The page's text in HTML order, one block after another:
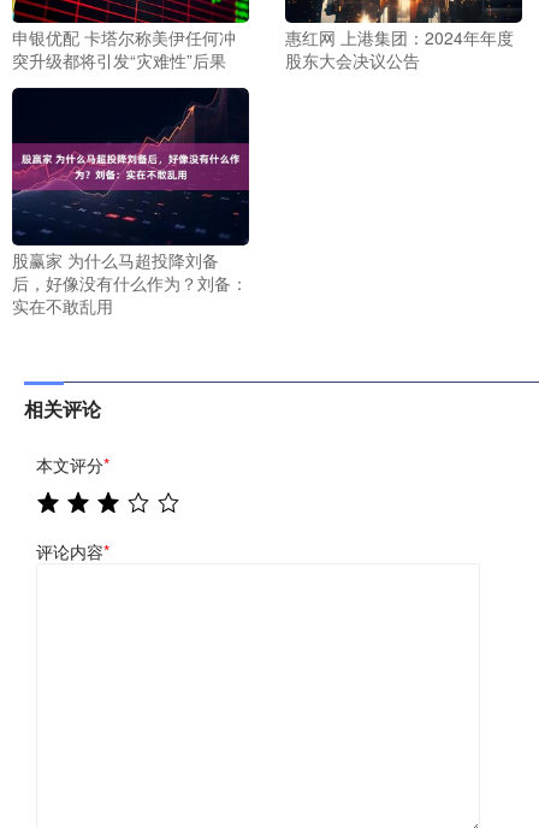
申银优配 卡塔尔称美伊任何冲
突升级都将引发“灾难性”后果
惠红网 上港集团：2024年年度
股东大会决议公告
股赢家 为什么马超投降刘备
后，好像没有什么作为？刘备：
实在不敢乱用
相关评论
本文评分*
评论内容*